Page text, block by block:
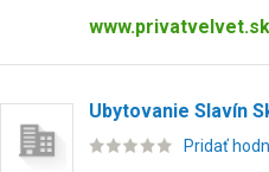
www.privatvelvet.sk
Ubytovanie Slavín
Pridať